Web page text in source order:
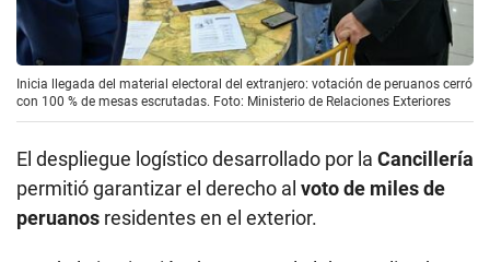
Inicia llegada del material electoral del extranjero: votación de peruanos cerró
con 100 % de mesas escrutadas. Foto: Ministerio de Relaciones Exteriores
El despliegue logístico desarrollado por la Cancillería
permitió garantizar el derecho al voto de miles de
peruanos residentes en el exterior.